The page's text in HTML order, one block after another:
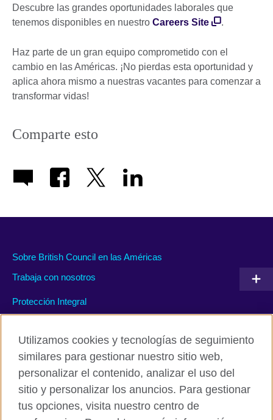
Descubre las grandes oportunidades laborales que
tenemos disponibles en nuestro Careers Site .
Haz parte de un gran equipo comprometido con el
cambio en las Américas. ¡No pierdas esta oportunidad y
aplica ahora mismo a nuestras vacantes para comenzar a
transformar vidas!
Comparte esto
Sobre British Council en las Américas
Trabaja con nosotros
Protección Integral
Políticas de privacidad y condiciones de uso
Accesibilidad
Cookies
Utilizamos cookies y tecnologías de seguimiento
similares para gestionar nuestro sitio web,
personalizar el contenido, analizar el uso del
sitio y personalizar los anuncios. Para gestionar
tus opciones, visita nuestro centro de